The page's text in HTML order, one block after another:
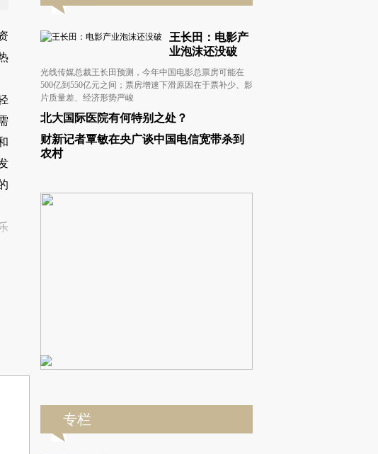
王长田：电影产
业泡沫还没破
光线传媒总裁王长田预测，今年中国电影总票房可能在
500亿到550亿元之间；票房增速下滑原因在于票补少、影
片质量差、经济形势严峻
北大国际医院有何特别之处？
财新记者覃敏在央广谈中国电信宽带杀到
农村
专栏